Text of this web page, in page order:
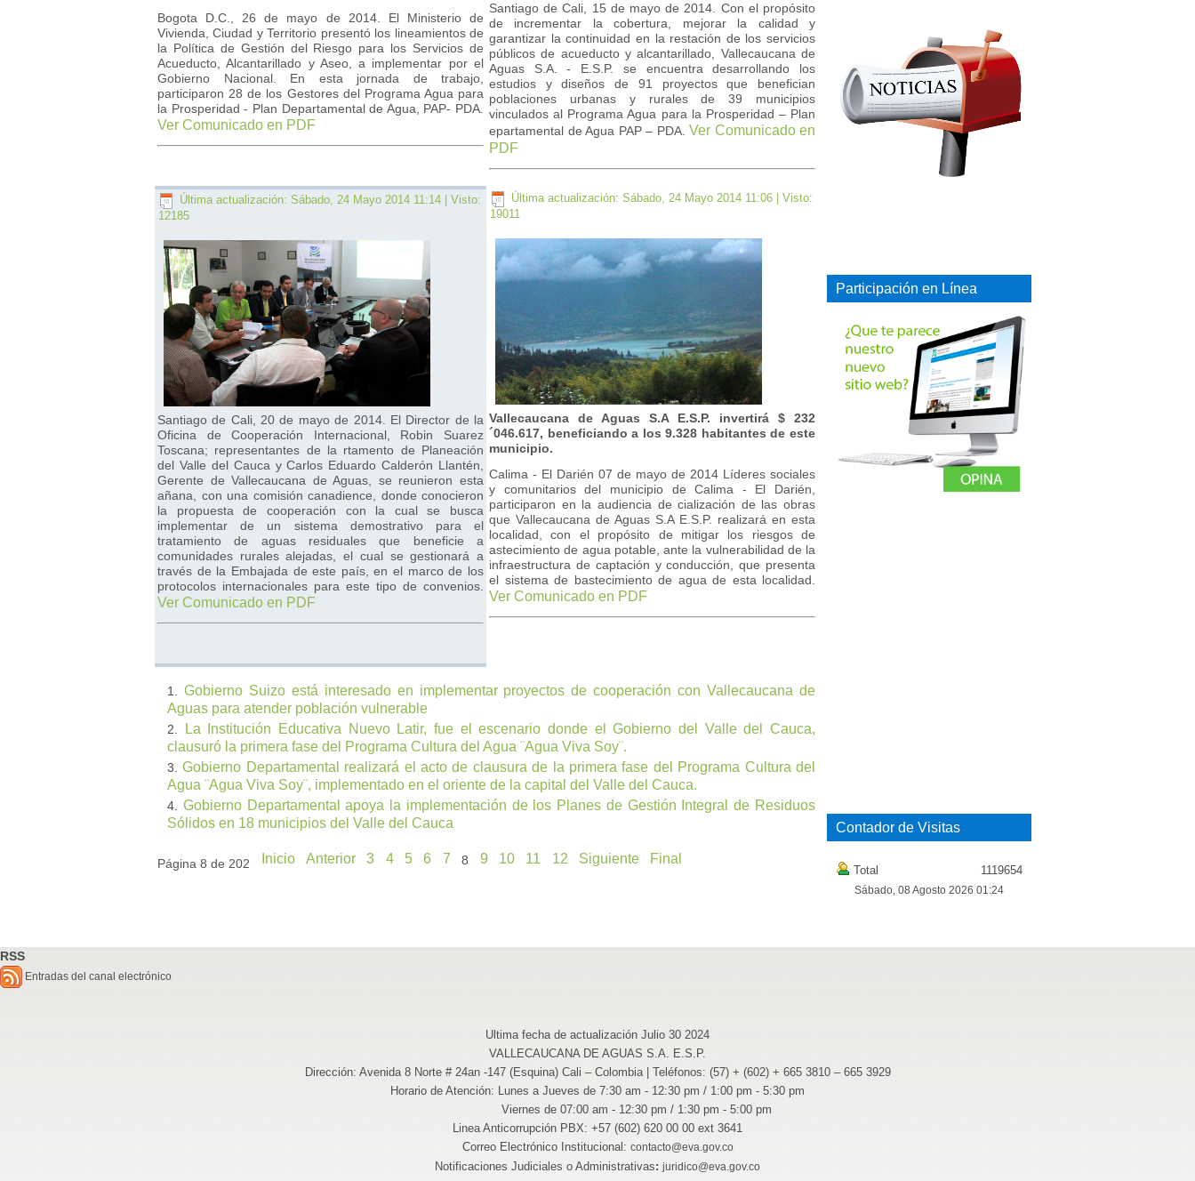
Bogota D.C., 26 de mayo de 2014. El Ministerio de
Vivienda, Ciudad y Territorio presentó los lineamientos de
la Política de Gestión del Riesgo para los Servicios de
Acueducto, Alcantarillado y Aseo, a implementar por el
Gobierno Nacional. En esta jornada de trabajo,
participaron 28 de los Gestores del Programa Agua para
la Prosperidad - Plan Departamental de Agua, PAP- PDA.
Ver Comunicado en PDF
Santiago de Cali, 15 de mayo de 2014. Con el propósito
de incrementar la cobertura, mejorar la calidad y
garantizar la continuidad en la restación de los servicios
públicos de acueducto y alcantarillado, Vallecaucana de
Aguas S.A. - E.S.P. se encuentra desarrollando los
estudios y diseños de 91 proyectos que benefician
poblaciones urbanas y rurales de 39 municipios
vinculados al Programa Agua para la Prosperidad – Plan
epartamental de Agua PAP – PDA. Ver Comunicado en
PDF
Última actualización: Sábado, 24 Mayo 2014 11:14 | Visto:
12185
Santiago de Cali, 20 de mayo de 2014. El Director de la
Oficina de Cooperación Internacional, Robin Suarez
Toscana; representantes de la rtamento de Planeación
del Valle del Cauca y Carlos Eduardo Calderón Llantén,
Gerente de Vallecaucana de Aguas, se reunieron esta
añana, con una comisión canadience, donde conocieron
la propuesta de cooperación con la cual se busca
implementar de un sistema demostrativo para el
tratamiento de aguas residuales que beneficie a
comunidades rurales alejadas, el cual se gestionará a
través de la Embajada de este país, en el marco de los
protocolos internacionales para este tipo de convenios.
Ver Comunicado en PDF
Última actualización: Sábado, 24 Mayo 2014 11:06 | Visto:
19011
Vallecaucana de Aguas S.A E.S.P. invertirá $ 232
´046.617, beneficiando a los 9.328 habitantes de este
municipio.
Calima - El Darién 07 de mayo de 2014 Líderes sociales
y comunitarios del municipio de Calima - El Darién,
participaron en la audiencia de cialización de las obras
que Vallecaucana de Aguas S.A E.S.P. realizará en esta
localidad, con el propósito de mitigar los riesgos de
astecimiento de agua potable, ante la vulnerabilidad de la
infraestructura de captación y conducción, que presenta
el sistema de bastecimiento de agua de esta localidad.
Ver Comunicado en PDF
Gobierno Suizo está interesado en implementar proyectos de cooperación con Vallecaucana de
Aguas para atender población vulnerable
La Institución Educativa Nuevo Latir, fue el escenario donde el Gobierno del Valle del Cauca,
clausuró la primera fase del Programa Cultura del Agua ¨Agua Viva Soy¨.
Gobierno Departamental realizará el acto de clausura de la primera fase del Programa Cultura del
Agua ¨Agua Viva Soy¨, implementado en el oriente de la capital del Valle del Cauca.
Gobierno Departamental apoya la implementación de los Planes de Gestión Integral de Residuos
Sólidos en 18 municipios del Valle del Cauca
Página 8 de 202 Inicio Anterior 3 4 5 6 7 8 9 10 11 12 Siguiente Final
Participación en Línea
Contador de Visitas
Total 1119654
Sábado, 08 Agosto 2026 01:24
RSS
Entradas del canal electrónico
Ultima fecha de actualización Julio 30 2024
VALLECAUCANA DE AGUAS S.A. E.S.P.
Dirección: Avenida 8 Norte # 24an -147 (Esquina) Cali – Colombia | Teléfonos: (57) + (602) + 665 3810 – 665 3929
Horario de Atención: Lunes a Jueves de 7:30 am - 12:30 pm / 1:00 pm - 5:30 pm
Viernes de 07:00 am - 12:30 pm / 1:30 pm - 5:00 pm
Linea Anticorrupción PBX: +57 (602) 620 00 00 ext 3641
Correo Electrónico Institucional: contacto@eva.gov.co
Notificaciones Judiciales o Administrativas: juridico@eva.gov.co